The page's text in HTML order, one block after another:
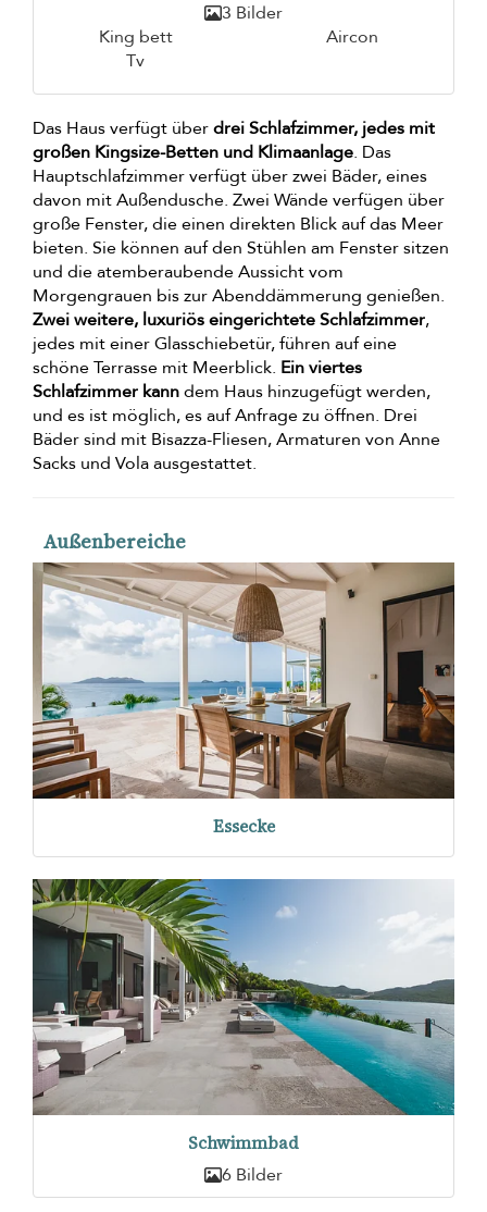
3 Bilder
King bett
Aircon
Tv
Das Haus verfügt überdrei Schlafzimmer, jedes mit
großen Kingsize-Betten und Klimaanlage. Das
Hauptschlafzimmer verfügt über zwei Bäder, eines
davon mit Außendusche. Zwei Wände verfügen über
große Fenster, die einen direkten Blick auf das Meer
bieten. Sie können auf den Stühlen am Fenster sitzen
und die atemberaubende Aussicht vom
Morgengrauen bis zur Abenddämmerung genießen.
Zwei weitere, luxuriös eingerichtete Schlafzimmer,
jedes mit einer Glasschiebetür, führen auf eine
schöne Terrasse mit Meerblick. Ein viertes
Schlafzimmer kanndem Haus hinzugefügt werden,
und es ist möglich, es auf Anfrage zu öffnen. Drei
Bäder sind mit Bisazza-Fliesen, Armaturen von Anne
Sacks und Vola ausgestattet.
Außenbereiche
Essecke
Schwimmbad
6 Bilder